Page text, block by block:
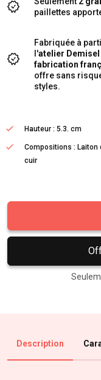
paillettes
Fabriquée à
l'atelier Demisel
fabrication
offre sans
styles.
Hauteur : 5.3. cm
Compositions : Laiton
cuir
Description